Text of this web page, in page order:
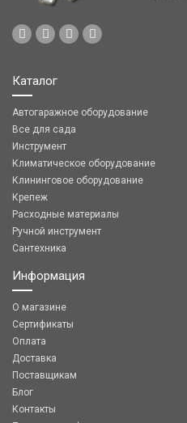
Каталог
Автогаражное оборудование
Все для сада
Инструмент
Климатическое оборудование
Клининговое оборудование
Крепеж
Расходные материалы
Ручной инструмент
Сантехника
Информация
О магазине
Сертификаты
Оплата
Доставка
Поставщикам
Блог
Контакты